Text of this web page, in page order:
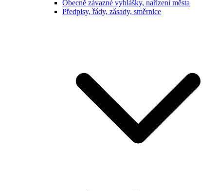
Obecně závazné vyhlášky, nařízení města
Předpisy, řády, zásady, směrnice